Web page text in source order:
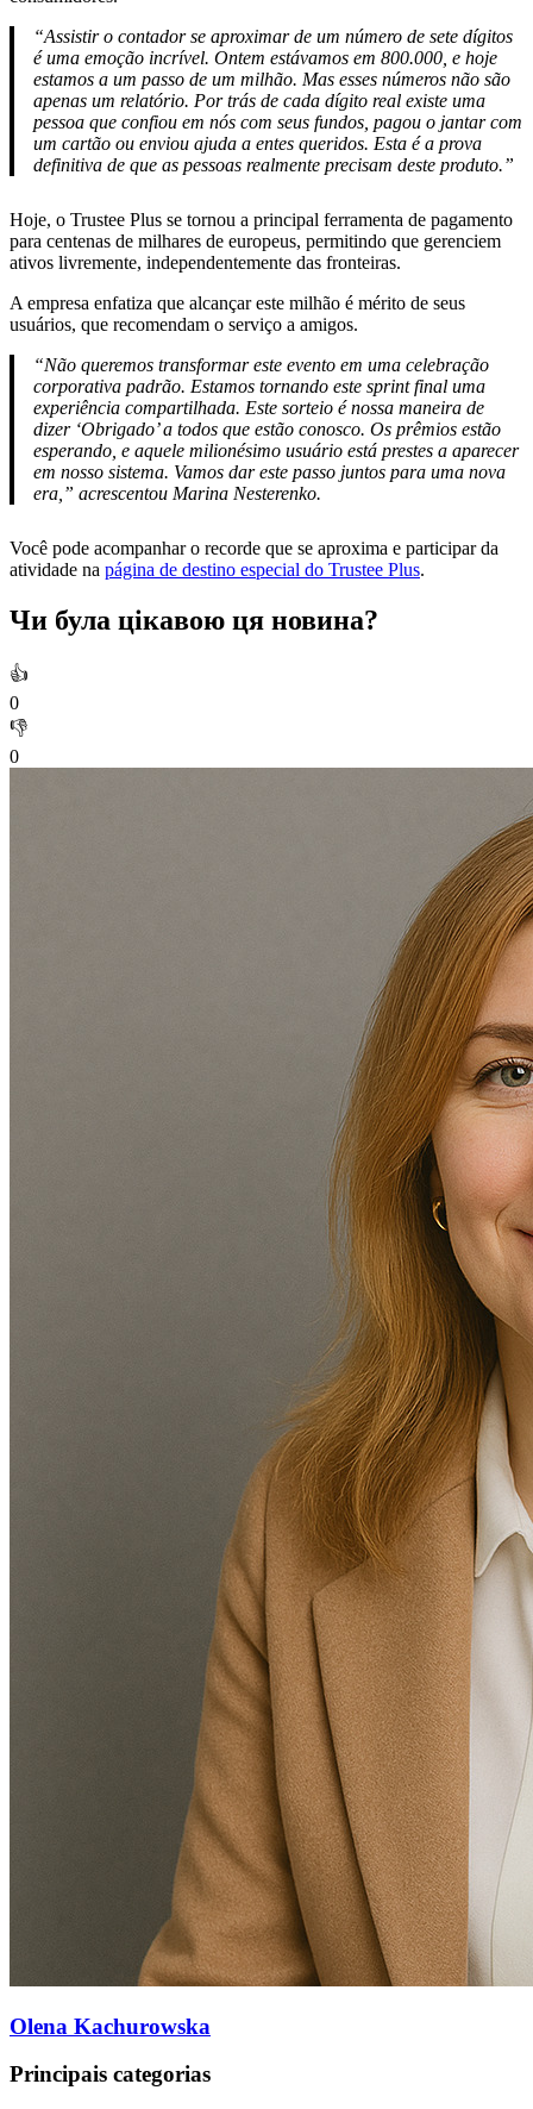
“Assistir o contador se aproximar de um número de sete dígitos
é uma emoção incrível. Ontem estávamos em 800.000, e hoje
estamos a um passo de um milhão. Mas esses números não são
apenas um relatório. Por trás de cada dígito real existe uma
pessoa que confiou em nós com seus fundos, pagou o jantar com
um cartão ou enviou ajuda a entes queridos. Esta é a prova
definitiva de que as pessoas realmente precisam deste produto.”
Hoje, o Trustee Plus se tornou a principal ferramenta de pagamento
para centenas de milhares de europeus, permitindo que gerenciem
ativos livremente, independentemente das fronteiras.
A empresa enfatiza que alcançar este milhão é mérito de seus
usuários, que recomendam o serviço a amigos.
“Não queremos transformar este evento em uma celebração
corporativa padrão. Estamos tornando este sprint final uma
experiência compartilhada. Este sorteio é nossa maneira de
dizer ‘Obrigado’ a todos que estão conosco. Os prêmios estão
esperando, e aquele milionésimo usuário está prestes a aparecer
em nosso sistema. Vamos dar este passo juntos para uma nova
era,” acrescentou Marina Nesterenko.
Você pode acompanhar o recorde que se aproxima e participar da
atividade na página de destino especial do Trustee Plus.
Чи була цікавою ця новина?
👍
0
👎
0
Olena Kachurowska
Principais categorias